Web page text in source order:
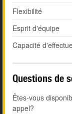
Flexibilité
Esprit d'équipe
Capacité
Questions de
Êtes-vous
appel?